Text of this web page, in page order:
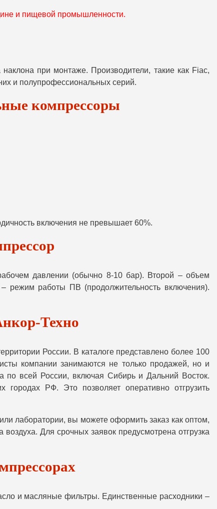
и пищевой промышленности.
при монтаже. Производители, такие как Fiac,
и полупрофессиональных серий.
компрессоры
включения не превышает 60%.
давлении (обычно 8-10 бар). Второй – объем
режим работы ПВ (продолжительность включения).
Техно
России. В каталоге представлено более 100
компании занимаются не только продажей, но и
по всей России, включая Сибирь и Дальний Восток.
городах РФ. Это позволяет оперативно отгрузить
лаборатории, вы можете оформить заказ как оптом,
Для срочных заявок предусмотрена отгрузка
и масляные фильтры. Единственные расходники –